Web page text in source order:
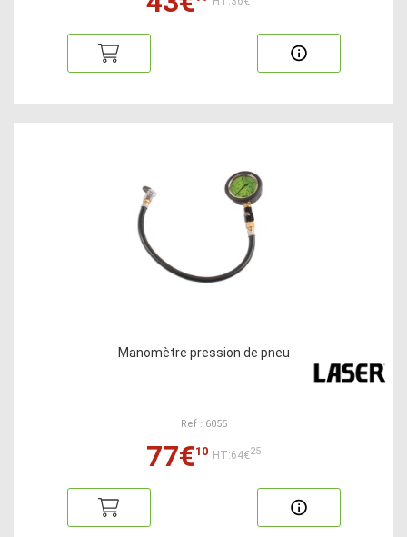
Manomètre pression de pneu
Ref : 6055
77€10 HT:64€25